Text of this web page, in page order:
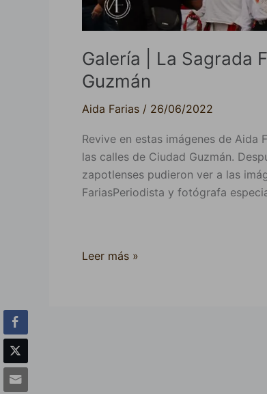
Galería | La Sagrada
Guzmán
Aida Farias / 26/06/2022
Revive en estas imágenes de
las calles de Ciudad Guzmán.
zapotlenses pudieron ver a las
FariasPeriodista y fotógrafa
Leer más »